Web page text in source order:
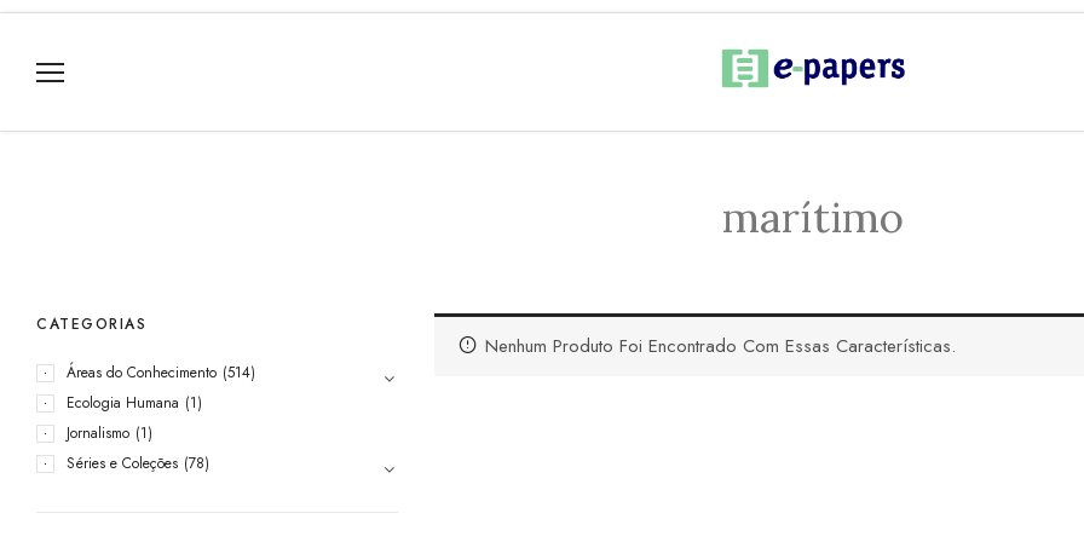
marítimo
CATEGORIAS
Áreas do Conhecimento (514)
Ecologia Humana (1)
Jornalismo (1)
Séries e Coleções (78)
Nenhum Produto Foi Encontrado Com Essas Características.